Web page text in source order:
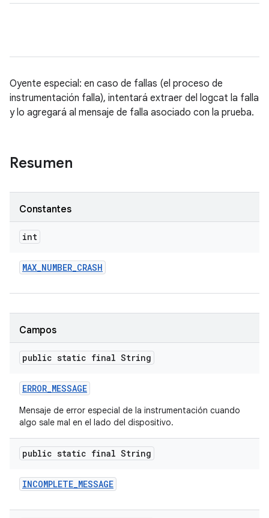
Oyente especial: en caso de fallas (el proceso de
instrumentación falla), intentará extraer del logcat la falla
y lo agregará al mensaje de falla asociado con la prueba.
Resumen
Constantes
int
MAX_NUMBER_CRASH
Campos
public static final String
ERROR_MESSAGE
Mensaje de error especial de la instrumentación cuando
algo sale mal en el lado del dispositivo.
public static final String
INCOMPLETE_MESSAGE